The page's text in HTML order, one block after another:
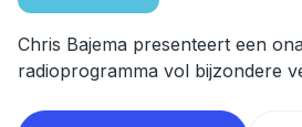
Chris Bajema presenteert een
radioprogramma vol bijzondere